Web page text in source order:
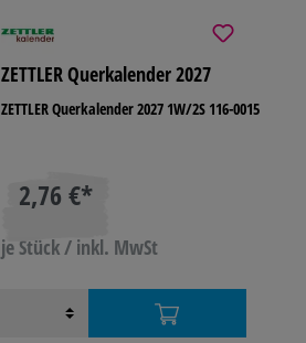
ZETTLER Querkalender 2027
ZETTLER Querkalender 2027 1W/2S 116-0015
2,76 €*
je Stück / inkl. MwSt